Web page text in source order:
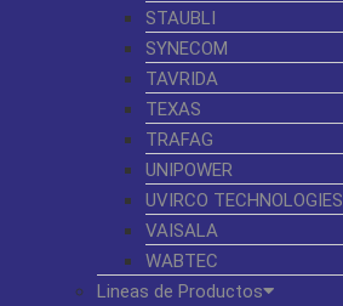
STAUBLI
SYNECOM
TAVRIDA
TEXAS
TRAFAG
UNIPOWER
UVIRCO TECHNOLOGIES
VAISALA
WABTEC
Lineas de Productos